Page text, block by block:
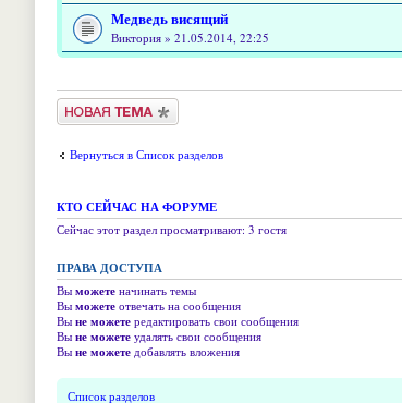
Медведь висящий
Виктория » 21.05.2014, 22:25
Новая тема
Вернуться в Список разделов
КТО СЕЙЧАС НА ФОРУМЕ
Сейчас этот раздел просматривают: 3 гостя
ПРАВА ДОСТУПА
Вы можете начинать темы
Вы можете отвечать на сообщения
Вы не можете редактировать свои сообщения
Вы не можете удалять свои сообщения
Вы не можете добавлять вложения
Список разделов